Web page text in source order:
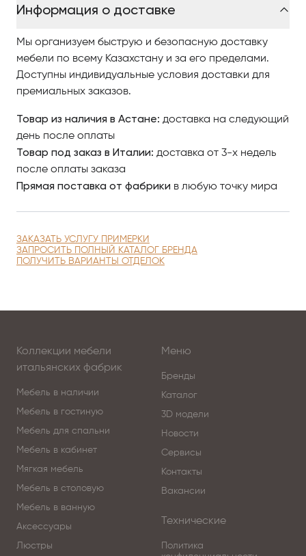
Информация о доставке
Мы организуем быструю и безопасную доставку
мебели по всему Казахстану и за его пределами.
Доступны индивидуальные условия доставки для
премиальных заказов.
Товар из наличия в Астане: доставка на следующий
день после оплаты
Товар под заказ в Италии: доставка от 3-х недель
после оплаты заказа
Прямая поставка от фабрики в любую точку мира
ЗАКАЗАТЬ УСЛУГУ ПРИМЕРКИ
ЗАПРОСИТЬ ПОЛНЫЙ КАТАЛОГ БРЕНДА
ПОЛУЧИТЬ ВАРИАНТЫ ОТДЕЛОК
Коллекции мебели
итальянских фабрик
Мебель в наличии
Мебель в гостиную
Мебель для спальни
Мебель в кабинет
Мягкая мебель
Мебель в столовую
Мебель в ванную
Аксессуары
Люстры
Меню
Бренды
Каталог
3D модели
Новости
Сервисы
Контакты
Вакансии
Технические
Политика